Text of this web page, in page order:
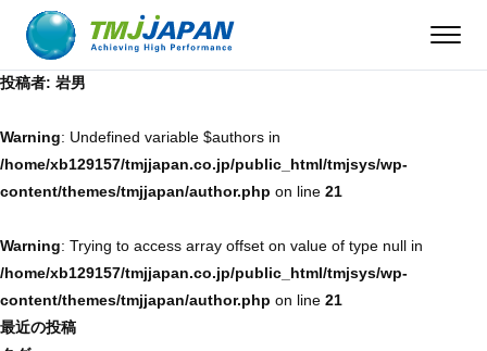
投稿者: 岩男
Warning: Undefined variable $authors in
/home/xb129157/tmjjapan.co.jp/public_html/tmjsys/wp-
content/themes/tmjjapan/author.php on line 21
Warning: Trying to access array offset on value of type null in
/home/xb129157/tmjjapan.co.jp/public_html/tmjsys/wp-
content/themes/tmjjapan/author.php on line 21
最近の投稿